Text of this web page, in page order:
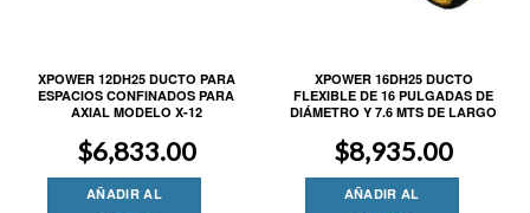
XPOWER 12DH25 DUCTO PARA
ESPACIOS CONFINADOS PARA
AXIAL MODELO X-12
$6,833.00
AÑADIR AL
XPOWER 16DH25 DUCTO
FLEXIBLE DE 16 PULGADAS DE
DIÁMETRO Y 7.6 MTS DE LARGO
$8,935.00
AÑADIR AL